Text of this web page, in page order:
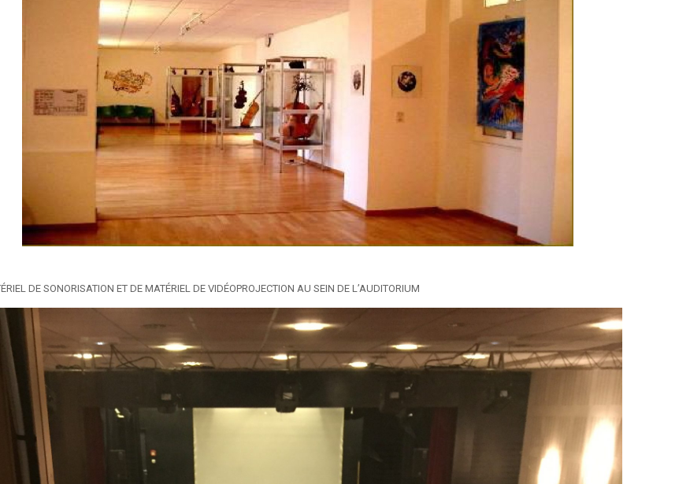
DE SONORISATION ET DE MATÉRIEL DE VIDÉOPROJECTION AU SEIN DE L’AUDITORIUM